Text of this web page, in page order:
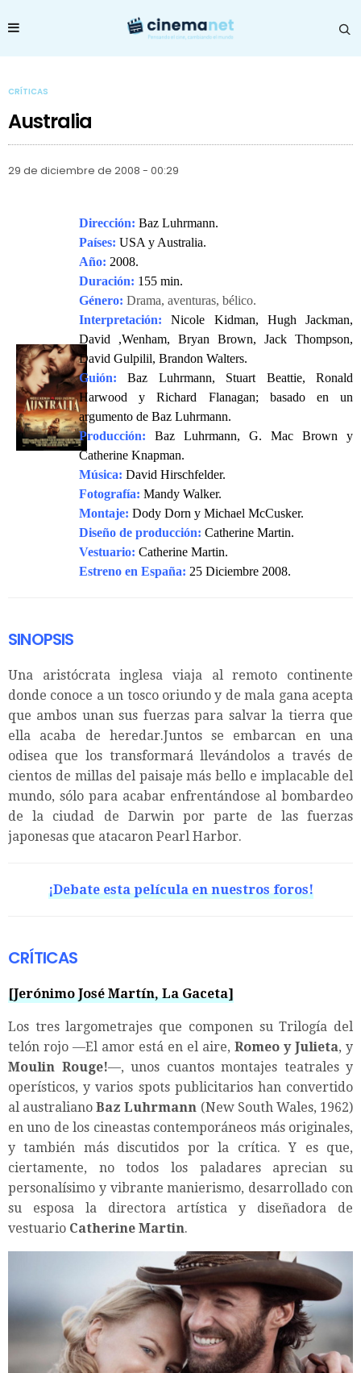
CRÍTICAS
Australia
29 de diciembre de 2008 - 00:29
Dirección: Baz Luhrmann.
Países: USA y Australia.
Año: 2008.
Duración: 155 min.
Género: Drama, aventuras, bélico.
Interpretación: Nicole Kidman, Hugh Jackman,
David ,Wenham, Bryan Brown, Jack Thompson,
David Gulpilil, Brandon Walters.
Guión: Baz Luhrmann, Stuart Beattie, Ronald
Harwood y Richard Flanagan; basado en un
argumento de Baz Luhrmann.
Producción: Baz Luhrmann, G. Mac Brown y
Catherine Knapman.
Música: David Hirschfelder.
Fotografía: Mandy Walker.
Montaje: Dody Dorn y Michael McCusker.
Diseño de producción: Catherine Martin.
Vestuario: Catherine Martin.
Estreno en España: 25 Diciembre 2008.
SINOPSIS
Una aristócrata inglesa viaja al remoto continente
donde conoce a un tosco oriundo y de mala gana acepta
que ambos unan sus fuerzas para salvar la tierra que
ella acaba de heredar.Juntos se embarcan en una
odisea que los transformará llevándolos a través de
cientos de millas del paisaje más bello e implacable del
mundo, sólo para acabar enfrentándose al bombardeo
de la ciudad de Darwin por parte de las fuerzas
japonesas que atacaron Pearl Harbor.
¡Debate esta película en nuestros foros!
CRÍTICAS
[Jerónimo José Martín, La Gaceta]
Los tres largometrajes que componen su Trilogía del
telón rojo —El amor está en el aire, Romeo y Julieta, y
Moulin Rouge!—, unos cuantos montajes teatrales y
operísticos, y varios spots publicitarios han convertido
al australianoBaz Luhrmann (New South Wales, 1962)
en uno de los cineastas contemporáneos más originales,
y también más discutidos por la crítica. Y es que,
ciertamente, no todos los paladares aprecian su
personalísimo y vibrante manierismo, desarrollado con
su esposa la directora artística y diseñadora de
vestuario Catherine Martin.